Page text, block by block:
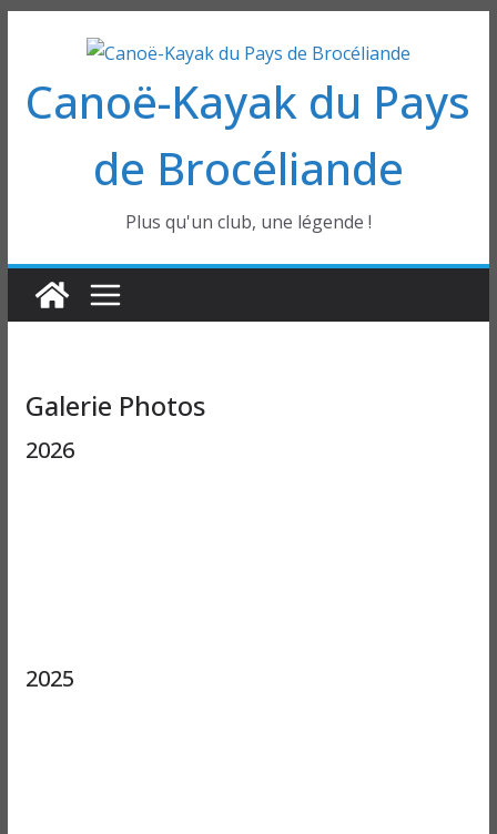
contenu
Canoë-Kayak du Pays
de Brocéliande
Plus qu'un club, une légende !
Galerie Photos
2026
2025